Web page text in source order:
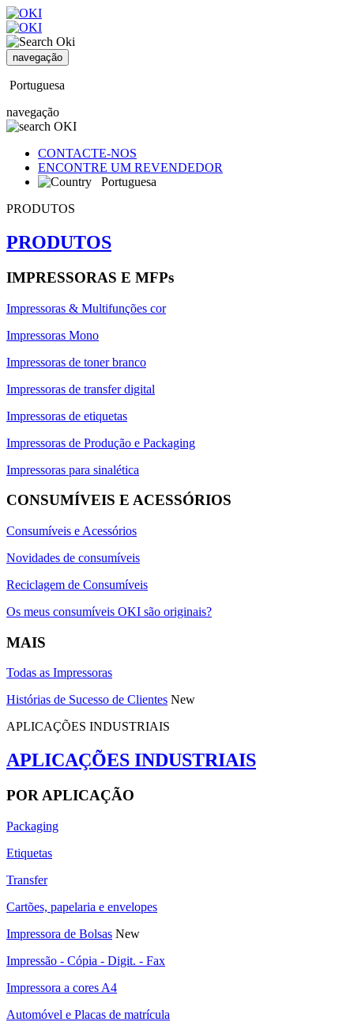
navegação
Portuguesa
navegação
CONTACTE-NOS
ENCONTRE UM REVENDEDOR
Portuguesa
PRODUTOS
PRODUTOS
IMPRESSORAS E MFPs
Impressoras & Multifunções cor
Impressoras Mono
Impressoras de toner branco
Impressoras de transfer digital
Impressoras de etiquetas
Impressoras de Produção e Packaging
Impressoras para sinalética
CONSUMÍVEIS E ACESSÓRIOS
Consumíveis e Acessórios
Novidades de consumíveis
Reciclagem de Consumíveis
Os meus consumíveis OKI são originais?
MAIS
Todas as Impressoras
Histórias de Sucesso de Clientes New
APLICAÇÕES INDUSTRIAIS
APLICAÇÕES INDUSTRIAIS
POR APLICAÇÃO
Packaging
Etiquetas
Transfer
Cartões, papelaria e envelopes
Impressora de Bolsas New
Impressão - Cópia - Digit. - Fax
Impressora a cores A4
Automóvel e Placas de matrícula